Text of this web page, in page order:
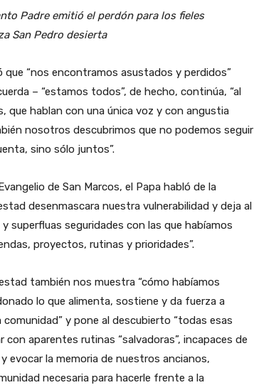
Padre emitió el perdón para los fieles
San Pedro desierta
que “nos encontramos asustados y perdidos”
– “estamos todos”, de hecho, continúa, “al
que hablan con una única voz y con angustia
nosotros descubrimos que no podemos seguir
sino sólo juntos”.
de San Marcos, el Papa habló de la
desenmascara nuestra vulnerabilidad y deja al
superfluas seguridades con las que habíamos
proyectos, rutinas y prioridades”.
también nos muestra “cómo habíamos
lo que alimenta, sostiene y da fuerza a
y pone al descubierto “todas esas
aparentes rutinas “salvadoras”, incapaces de
evocar la memoria de nuestros ancianos,
necesaria para hacerle frente a la